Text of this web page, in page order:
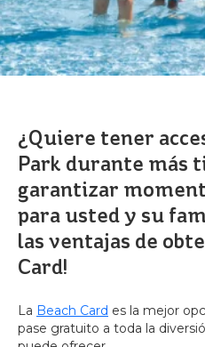
¿Quiere tener
Park durante más
garantizar
para usted y su
las ventajas de
Card!
La Beach Card es la mejor
pase gratuito a toda la